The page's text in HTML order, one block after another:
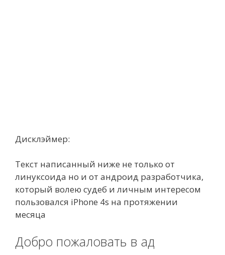
Дисклэймер:
Текст написанный ниже не только от
линуксоида но и от андроид разработчика,
который волею судеб и личным интересом
пользовался iPhone 4s на протяжении
месяца
Добро пожаловать в ад